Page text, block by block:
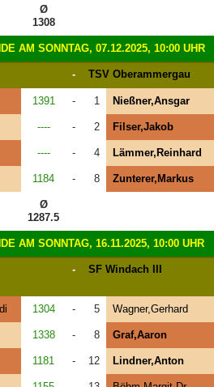
Ø
1308
AM SONNTAG, 07.12.2025, 10:00 UHR
- TSV Oberammergau
1391 - 1 Nießner,Ansgar
---- - 2 Filser,Jakob
---- - 4 Lämmer,Reinhard
1184 - 8 Zunterer,Markus
Ø
1287.5
AM SONNTAG, 16.11.2025, 10:00 UHR
- SF Windach III
1304 - 5 Wagner,Gerhard
1338 - 8 Graf,Aaron
1181 - 12 Lindner,Anton